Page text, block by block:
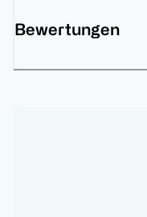
Bewertungen